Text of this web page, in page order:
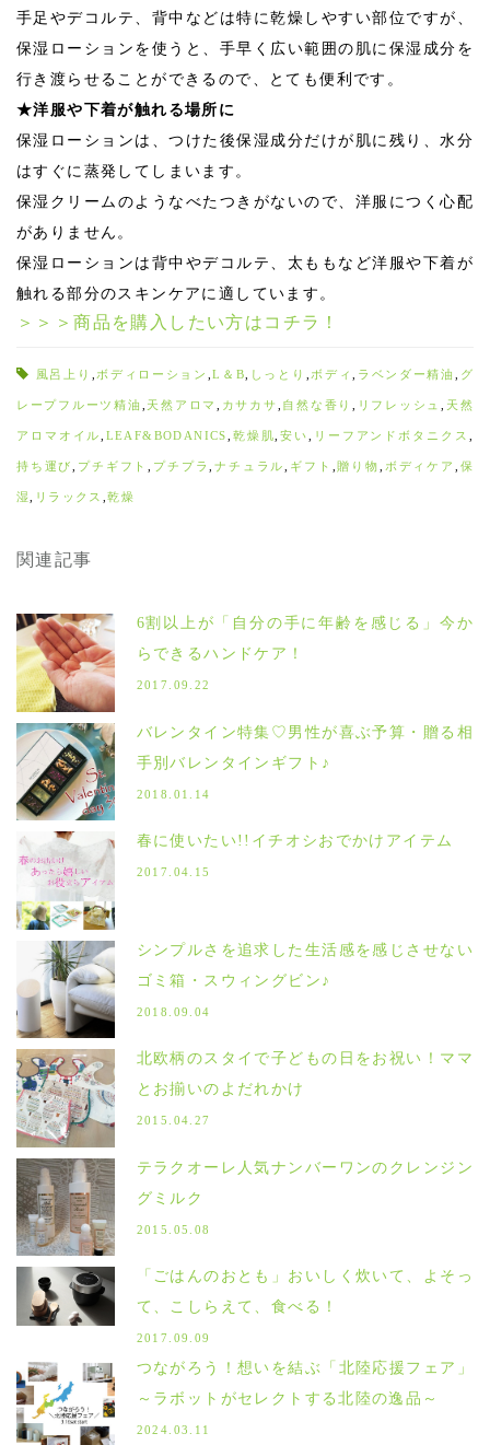
手足やデコルテ、背中などは特に乾燥しやすい部位ですが、
保湿ローションを使うと、手早く広い範囲の肌に保湿成分を
行き渡らせることができるので、とても便利です。
★洋服や下着が触れる場所に
保湿ローションは、つけた後保湿成分だけが肌に残り、水分
はすぐに蒸発してしまいます。
保湿クリームのようなべたつきがないので、洋服につく心配
がありません。
保湿ローションは背中やデコルテ、太ももなど洋服や下着が
触れる部分のスキンケアに適しています。
＞＞＞商品を購入したい方はコチラ！
風呂上り ボディローション ,L＆B しっとり ボディ ラベンダー精油 グ
レープフルーツ精油 天然アロマ カサカサ 自然な香り リフレッシュ 天然
アロマオイル LEAF&BODANICS 乾燥肌 安い リーフアンドボタニクス
持ち運び プチギフト プチプラ ナチュラル ギフト 贈り物 ボディケア 保
湿 リラックス ,乾燥
関連記事
6割以上が「自分の手に年齢を感じる」今か
らできるハンドケア！
2017.09.22
バレンタイン特集♡男性が喜ぶ予算・贈る相
手別バレンタインギフト♪
2018.01.14
春に使いたい!!イチオシおでかけアイテム
2017.04.15
シンプルさを追求した生活感を感じさせない
ゴミ箱・スウィングビン♪
2018.09.04
北欧柄のスタイで子どもの日をお祝い！ママ
とお揃いのよだれかけ
2015.04.27
テラクオーレ人気ナンバーワンのクレンジン
グミルク
2015.05.08
「ごはんのおとも」おいしく炊いて、よそっ
て、こしらえて、食べる！
2017.09.09
つながろう！想いを結ぶ「北陸応援フェア」
～ラボットがセレクトする北陸の逸品～
2024.03.11